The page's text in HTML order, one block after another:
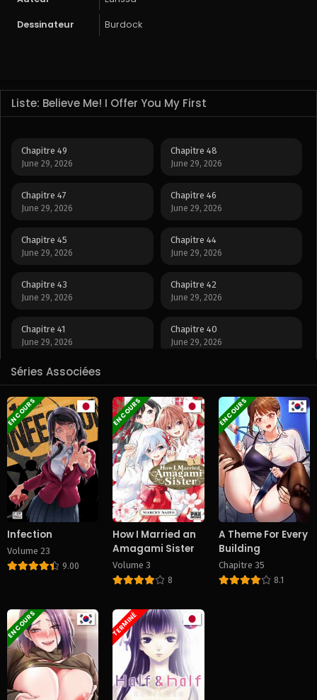
Dessinateur Burdock
Liste: Believe Me! I Offer You My First
Chapitre 49
June 29, 2026
Chapitre 48
June 29, 2026
Chapitre 47
June 29, 2026
Chapitre 46
June 29, 2026
Chapitre 45
June 29, 2026
Chapitre 44
June 29, 2026
Chapitre 43
June 29, 2026
Chapitre 42
June 29, 2026
Chapitre 41
June 29, 2026
Chapitre 40
June 29, 2026
Chapitre 39
June 29, 2026 June 29, 2026
Chapitre 37
June 29, 2026
Chapitre 36
June 29, 2026
Chapitre 35
June 29, 2026
Chapitre 34
June 29, 2026
Chapitre 33
June 29, 2026
Chapitre 32
June 29, 2026
Chapitre 31
June 29, 2026
Chapitre 30
June 29, 2026
June 29, 2026 June 29, 2026
Chapitre 27
June 29, 2026
Chapitre 26
June 29, 2026
Chapitre 25 Chapitre 24
Séries Associées
EN COURS
Infection
Volume 23
9.00
EN COURS
How I Married an
Amagami Sister
Volume 3
8
EN COURS
A Theme For Every
Building
Chapitre 35
8.1
EN COURS TERMINÉ